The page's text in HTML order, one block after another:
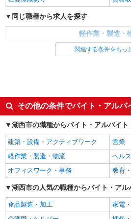
同じ職種から求人を探す
軽作業・製造・
交通費支給
社会
関連する条件をもっ
その他の条件でバイト・アルバ
湖西市の職種からバイト・アルバイト
建築・設備・アクティブワーク
営業
軽作業・製造・物流
ヘル
オフィスワーク・事務
教育
湖西市の人気の職種からバイト・ア
食品製造・加工
家電